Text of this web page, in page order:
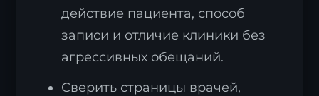
действие пациента, способ
записи и отличие клиники без
агрессивных обещаний.
Сверить страницы врачей,